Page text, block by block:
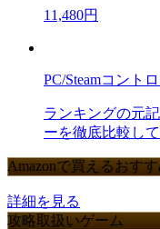
11,480円
PC/Steamコント
ランキングの元
ーを徹底比較し
Amazonで買えるおす
詳細を見る
攻略取扱いゲーム